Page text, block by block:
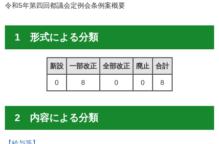
令和5年第四回都議会定例会条例案概要
1 形式による分類
新設 一部改正 全部改正 廃止 合計
0 8 0 0 8
2 内容による分類